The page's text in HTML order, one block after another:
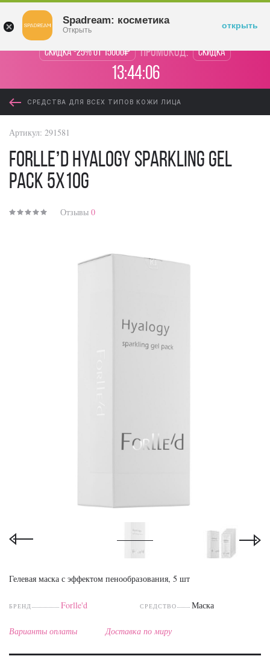
Скидка -25% от 15000₽ промокод: Скидка
13:44:06
СРЕДСТВА ДЛЯ ВСЕХ ТИПОВ КОЖИ ЛИЦА
Артикул: 291581
Forlle’d Hyalogy Sparkling Gel
Pack 5x10g
Отзывы 0
Гелевая маска с эффектом пенообразования, 5 шт
БРЕНД Forlle'd СРЕДСТВО Маска
Варианты оплаты Доставка по миру
Spadream: косметика
Открыть открыть